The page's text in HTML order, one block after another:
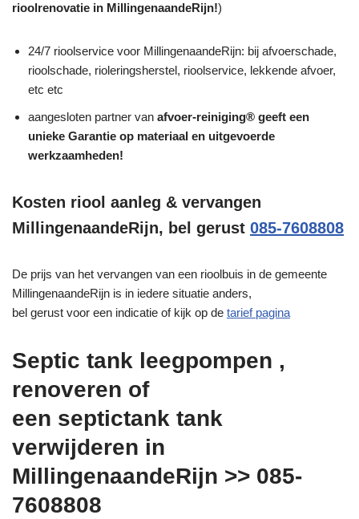
rioolrenovatie in MillingenaandeRijn!)
24/7 rioolservice voor MillingenaandeRijn: bij afvoerschade,
rioolschade, rioleringsherstel, rioolservice, lekkende afvoer,
etc etc
aangesloten partner van afvoer-reiniging® geeft een
unieke Garantie op materiaal en uitgevoerde
werkzaamheden!
Kosten riool aanleg & vervangen
MillingenaandeRijn, bel gerust 085-7608808
De prijs van het vervangen van een rioolbuis in de gemeente
MillingenaandeRijn is in iedere situatie anders,
bel gerust voor een indicatie of kijk op de tarief pagina
Septic tank leegpompen ,
renoveren of
een septictank tank
verwijderen in
MillingenaandeRijn >> 085-
7608808